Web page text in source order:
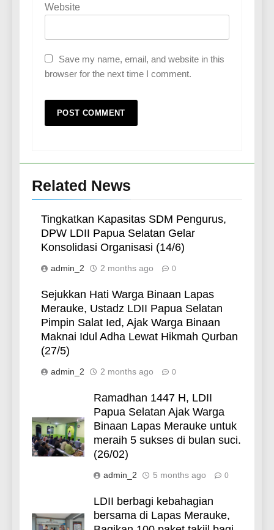
Website
Save my name, email, and website in this
browser for the next time I comment.
Related News
Tingkatkan Kapasitas SDM Pengurus,
DPW LDII Papua Selatan Gelar
Konsolidasi Organisasi (14/6)
admin_2 2 months ago 0
Sejukkan Hati Warga Binaan Lapas
Merauke, Ustadz LDII Papua Selatan
Pimpin Salat Ied, Ajak Warga Binaan
Maknai Idul Adha Lewat Hikmah Qurban
(27/5)
admin_2 2 months ago 0
Ramadhan 1447 H, LDII
Papua Selatan Ajak Warga
Binaan Lapas Merauke untuk
meraih 5 sukses di bulan suci.
(26/02)
admin_2 5 months ago 0
LDII berbagi kebahagian
bersama di Lapas Merauke,